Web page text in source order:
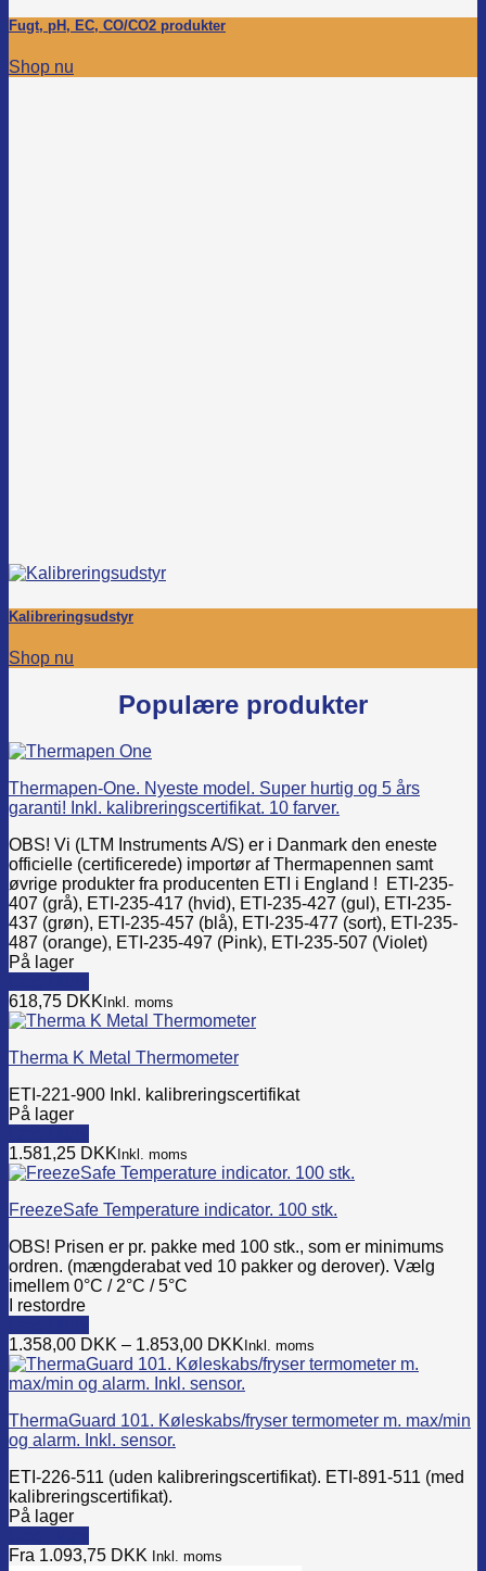
Fugt, pH, EC, CO/CO2 produkter
Shop nu
Kalibreringsudstyr
Shop nu
Populære produkter
Thermapen-One. Nyeste model. Super hurtig og 5 års
garanti! Inkl. kalibreringscertifikat. 10 farver.
OBS! Vi (LTM Instruments A/S) er i Danmark den eneste
officielle (certificerede) importør af Thermapennen samt
øvrige produkter fra producenten ETI i England ! ETI-235-
407 (grå), ETI-235-417 (hvid), ETI-235-427 (gul), ETI-235-
437 (grøn), ETI-235-457 (blå), ETI-235-477 (sort), ETI-235-
487 (orange), ETI-235-497 (Pink), ETI-235-507 (Violet)
På lager
This
product
multiple
The
options
be
chosen
the
page
618,75 DKKInkl. moms
Therma K Metal Thermometer
ETI-221-900 Inkl. kalibreringscertifikat
På lager
1.581,25 DKKInkl. moms
FreezeSafe Temperature indicator. 100 stk.
OBS! Prisen er pr. pakke med 100 stk., som er minimums
ordren. (mængderabat ved 10 pakker og derover). Vælg
imellem 0°C / 2°C / 5°C
I restordre
This
product
has
variants.
The
may
be
chosen
the
1.358,00 DKK – 1.853,00 DKKInkl. moms
ThermaGuard 101. Køleskabs/fryser termometer m. max/min
og alarm. Inkl. sensor.
ETI-226-511 (uden kalibreringscertifikat). ETI-891-511 (med
kalibreringscertifikat).
På lager
This
Fra 1.093,75 DKK Inkl. moms